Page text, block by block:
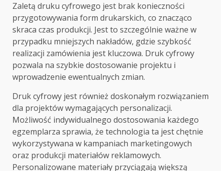
Zaletą druku cyfrowego jest brak konieczności
przygotowywania form drukarskich, co znacząco
skraca czas produkcji. Jest to szczególnie ważne w
przypadku mniejszych nakładów, gdzie szybkość
realizacji zamówienia jest kluczowa. Druk cyfrowy
pozwala na szybkie dostosowanie projektu i
wprowadzenie ewentualnych zmian.
Druk cyfrowy jest również doskonałym rozwiązaniem
dla projektów wymagających personalizacji.
Możliwość indywidualnego dostosowania każdego
egzemplarza sprawia, że technologia ta jest chętnie
wykorzystywana w kampaniach marketingowych
oraz produkcji materiałów reklamowych.
Personalizowane materiały przyciągają większą